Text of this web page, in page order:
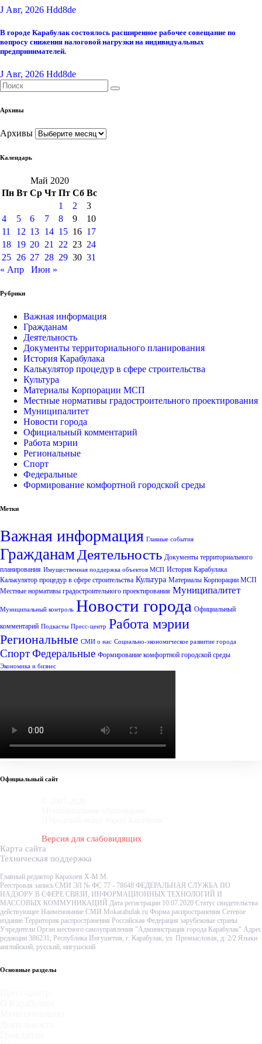
J Авг, 2026 Hdd8de
В городе Карабулак состоялось расширенное рабочее совещание по
вопросу снижения налоговой нагрузки на индивидуальных
предпринимателей.
J Авг, 2026 Hdd8de
Архивы
Архивы
Календарь
Май 2020
Пн Вт Ср Чт Пт Сб Вс
1
2
3
4
5 6 7 8 9
10
11
12 13 14 15 16 17
18 19 20 21 22 23 24
25 26 27 28 29 30 31
« Апр
Июн »
Рубрики
Важная информация
Гражданам
Деятельность
Документы территориального планирования
История Карабулака
Калькулятор процедур в сфере строительства
Культура
Материалы Корпорации МСП
Местные нормативы градостроительного проектирования
Муниципалитет
Новости города
Официальный комментарий
Работа мэрии
Региональные
Спорт
Федеральные
Формирование комфортной городской среды
Метки
Важная информация Главные события
Гражданам Деятельность Документы территориального
планирования Имущественная поддержка объектов МСП История Карабулака
Калькулятор процедур в сфере строительства Культура Материалы Корпорации МСП
Местные нормативы градостроительного проектирования Муниципалитет
Муниципальный контроль Новости города Официальный
комментарий Подкасты Пресс-центр Работа мэрии
Региональные СМИ о нас Социально-экономическое развитие города
СпортФедеральные Формирование комфортной городской среды
Экономика и бизнес
Официальный сайт
Версия для слабовидящих
Карта сайта
Техническая поддержка
Главный редактор Карахоев Х-М.М.
Реестровая запись СМИ ЭЛ № ФС 77 - 78648 ФЕДЕРАЛЬНАЯ СЛУЖБА ПО
НАДЗОРУ В СФЕРЕ СВЯЗИ, ИНФОРМАЦИОННЫХ ТЕХНОЛОГИЙ И
МАССОВЫХ КОММУНИКАЦИЙ Дата регистрации 10.07.2020 Статус свидетельства
действующее Наименование СМИ Mokarabulak.ru Форма распространения Сетевое
издание Территория распространения Российская Федерация зарубежные страны
Учредители Орган местного самоуправления "Администрация города Карабулак" Адрес
редакции 386231, Республика Ингушетия, г. Карабулак, ул. Промысловая, д. 2/2 Языки
английский, русский, ингушский
Основные разделы